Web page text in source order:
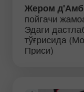
Жером
пойгачи
Эдаги
тўғрисида
Приси)